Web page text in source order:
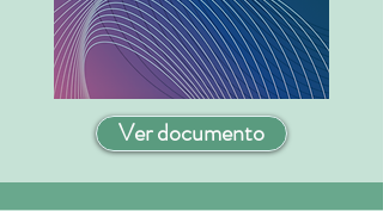
Ver documento